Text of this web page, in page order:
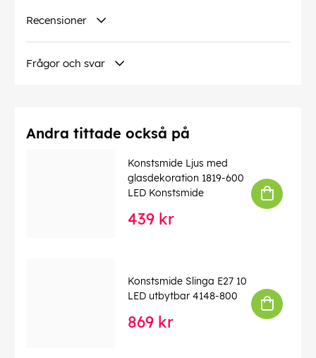
Recensioner
Frågor och svar
Andra tittade också på
Konstsmide Ljus med
glasdekoration 1819-600
LED Konstsmide
439 kr
Konstsmide Slinga E27 10
LED utbytbar 4148-800
869 kr